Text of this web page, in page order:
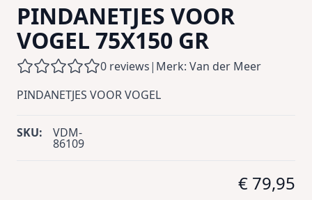
PINDANETJES VOOR
VOGEL 75X150 GR
0 reviews| Merk: Van der Meer
PINDANETJES VOOR VOGEL
SKU: VDM-
86109
€ 79,95